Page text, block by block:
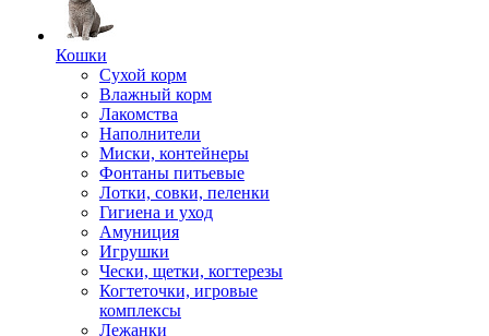
Кошки
Сухой корм
Влажный корм
Лакомства
Наполнители
Миски, контейнеры
Фонтаны питьевые
Лотки, совки, пеленки
Гигиена и уход
Амуниция
Игрушки
Чески, щетки, когтерезы
Когтеточки, игровые
комплексы
Лежанки